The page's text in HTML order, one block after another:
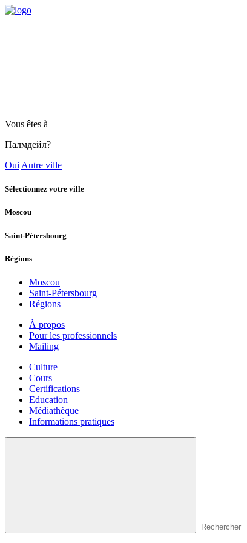
Vous êtes à
Палмдейл?
Oui Autre ville
Sélectionnez votre ville
Moscou
Saint-Pétersbourg
Régions
Moscou
Saint-Pétersbourg
Régions
À propos
Pour les professionnels
Mailing
Culture
Cours
Certifications
Education
Médiathèque
Informations pratiques